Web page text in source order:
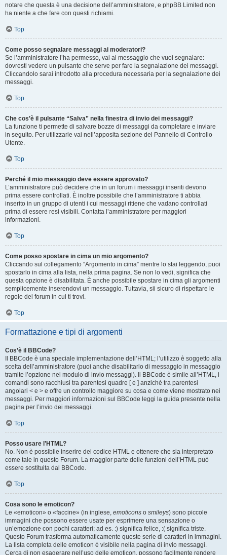
notare che questa è una decisione dell’amministratore, e phpBB Limited non
ha niente a che fare con questi richiami.
Top
Come posso segnalare messaggi ai moderatori?
Se l’amministratore l’ha permesso, vai al messaggio che vuoi segnalare:
dovresti vedere un pulsante che serve per fare la segnalazione dei messaggi.
Cliccandolo sarai introdotto alla procedura necessaria per la segnalazione dei
messaggi.
Top
Che cos’è il pulsante “Salva” nella finestra di invio dei messaggi?
La funzione ti permette di salvare bozze di messaggi da completare e inviare
in seguito. Per utilizzarle vai nell’apposita sezione del Pannello di Controllo
Utente.
Top
Perché il mio messaggio deve essere approvato?
L’amministratore può decidere che in un forum i messaggi inseriti devono
prima essere controllati. È inoltre possibile che l’amministratore ti abbia
inserito in un gruppo di utenti i cui messaggi ritiene che vadano controllati
prima di essere resi visibili. Contatta l’amministratore per maggiori
informazioni.
Top
Come posso spostare in cima un mio argomento?
Cliccando sul collegamento “Argomento in cima” mentre lo stai leggendo, puoi
spostarlo in cima alla lista, nella prima pagina. Se non lo vedi, significa che
questa opzione è disabilitata. È anche possibile spostare in cima gli argomenti
semplicemente inserendovi un messaggio. Tuttavia, sii sicuro di rispettare le
regole del forum in cui ti trovi.
Top
Formattazione e tipi di argomenti
Cos’è il BBCode?
Il BBCode è una speciale implementazione dell’HTML; l’utilizzo è soggetto alla
scelta dell’amministratore (puoi anche disabilitarlo di messaggio in messaggio
tramite l’opzione nel modulo di invio messaggi). Il BBCode è simile all’HTML, i
comandi sono racchiusi tra parentesi quadre [ e ] anziché tra parentesi
angolari < e > e offre un controllo maggiore su cosa e come viene mostrato nei
messaggi. Per maggiori informazioni sul BBCode leggi la guida presente nella
pagina per l’invio dei messaggi.
Top
Posso usare l’HTML?
No. Non è possibile inserire del codice HTML e ottenere che sia interpretato
come tale in questo Forum. La maggior parte delle funzioni dell’HTML può
essere sostituita dal BBCode.
Top
Cosa sono le emoticon?
Le «emoticon» o «faccine» (in inglese, emoticons o smileys) sono piccole
immagini che possono essere usate per esprimere una sensazione o
un’emozione con pochi caratteri; ad es. :) significa felice, :( significa triste.
Questo Forum trasforma automaticamente queste serie di caratteri in immagini.
La lista completa delle emoticon è visibile nella pagina di invio messaggi.
Cerca di non esagerare nell’uso delle emoticon, possono facilmente rendere